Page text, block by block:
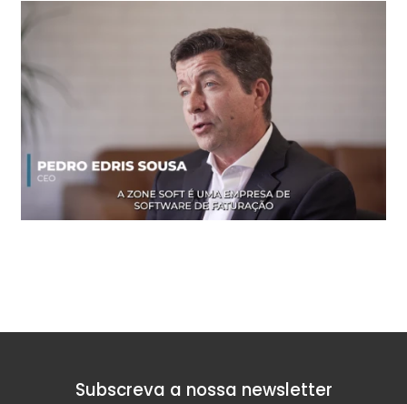
Subscreva a nossa newsletter